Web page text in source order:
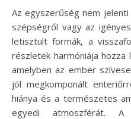
Az egyszerűség nem
szépségről vagy az
letisztult formák, a
részletek harmóniája
amelyben az ember
jól megkomponált
hiánya és a természetes
egyedi atmoszférát.